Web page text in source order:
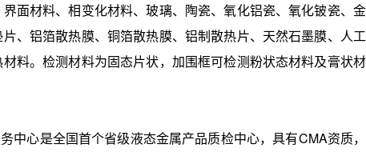
材料、相变化材料、玻璃、陶瓷、氧化铝瓷、氧化铍瓷、金
、铝箔散热膜、铜箔散热膜、铝制散热片、天然石墨膜、人工
料。检测材料为固态片状，加围框可检测粉状态材料及膏状材
心是全国首个省级液态金属产品质检中心，具有CMA资质，